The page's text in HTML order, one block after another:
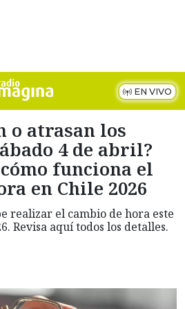
EN VIVO
o atrasan los
4 de abril?
funciona el
en Chile 2026
realizar el cambio de hora este
Revisa aquí todos los detalles.